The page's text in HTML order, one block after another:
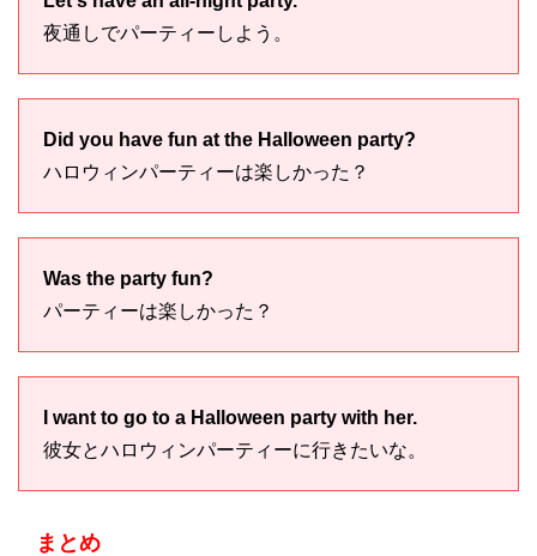
夜通しでパーティーしよう。
Did you have fun at the Halloween party?
ハロウィンパーティーは楽しかった？
Was the party fun?
パーティーは楽しかった？
I want to go to a Halloween party with her.
彼女とハロウィンパーティーに行きたいな。
まとめ